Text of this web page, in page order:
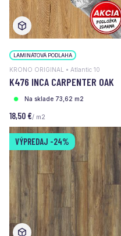
LAMINÁTOVÁ PODLAHA
KRONO ORIGINAL • Atlantic 10
K476 INCA CARPENTER OAK
Na sklade 73,62 m2
18,50 €/ m2
VÝPREDAJ -24%